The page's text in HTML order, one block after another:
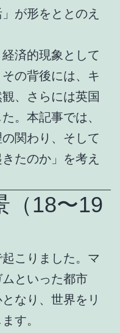
が形をととのえ
済的現象として
の背後には、キ
、さらには英国
。本記事では、
関わり、そして
たのか」を考え
（18〜19
こりました。マ
といった都市
なり、世界をリ
す。